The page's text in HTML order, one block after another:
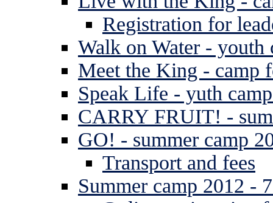
Registration for
Walk on Water - youth
Meet the King - camp
Speak Life - yuth
CARRY FRUIT! -
GO! - summer camp
Transport and fees
Summer camp 2012 -